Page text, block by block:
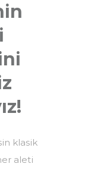
klasik
aleti